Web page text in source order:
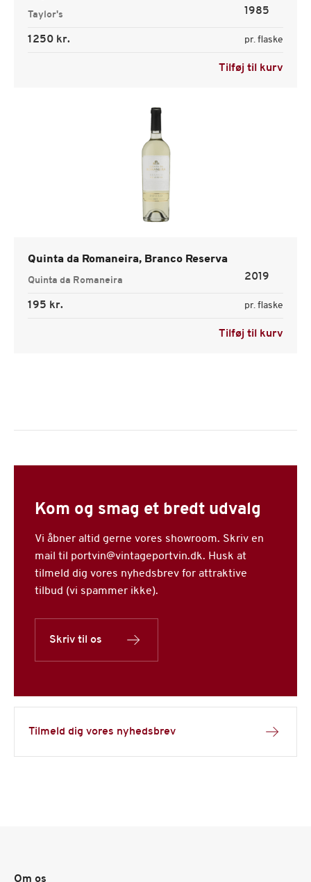
Taylor's 1985
1250 kr. pr. flaske
Tilføj til kurv
Quinta da Romaneira, Branco Reserva
Quinta da Romaneira 2019
195 kr. pr. flaske
Tilføj til kurv
Tilmeld dig vores nyhedsbrev
Kom og smag et bredt udvalg
Vi åbner altid gerne vores showroom. Skriv en
mail til portvin@vintageportvin.dk. Husk at
tilmeld dig vores nyhedsbrev for attraktive
tilbud (vi spammer ikke).
Skriv til os
Om os